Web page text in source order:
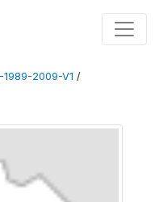
1989-2009-V1 /